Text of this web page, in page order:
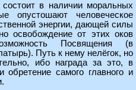
в наличии моральных
опустошают человеческое
энергии, дающей силы
освобождение от этих оков
Посвящения (в
Путь к нему нелёгок, но
ибо награда за это, в
самого главного и